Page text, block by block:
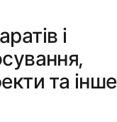
і
та інше